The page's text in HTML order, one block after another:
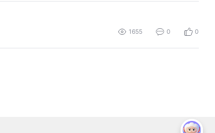
1655 0 0